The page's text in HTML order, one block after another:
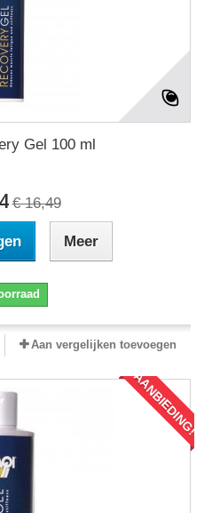
Gel 100 ml
€ 16,49
Meer
Aan vergelijken toevoegen
AANBIEDING!